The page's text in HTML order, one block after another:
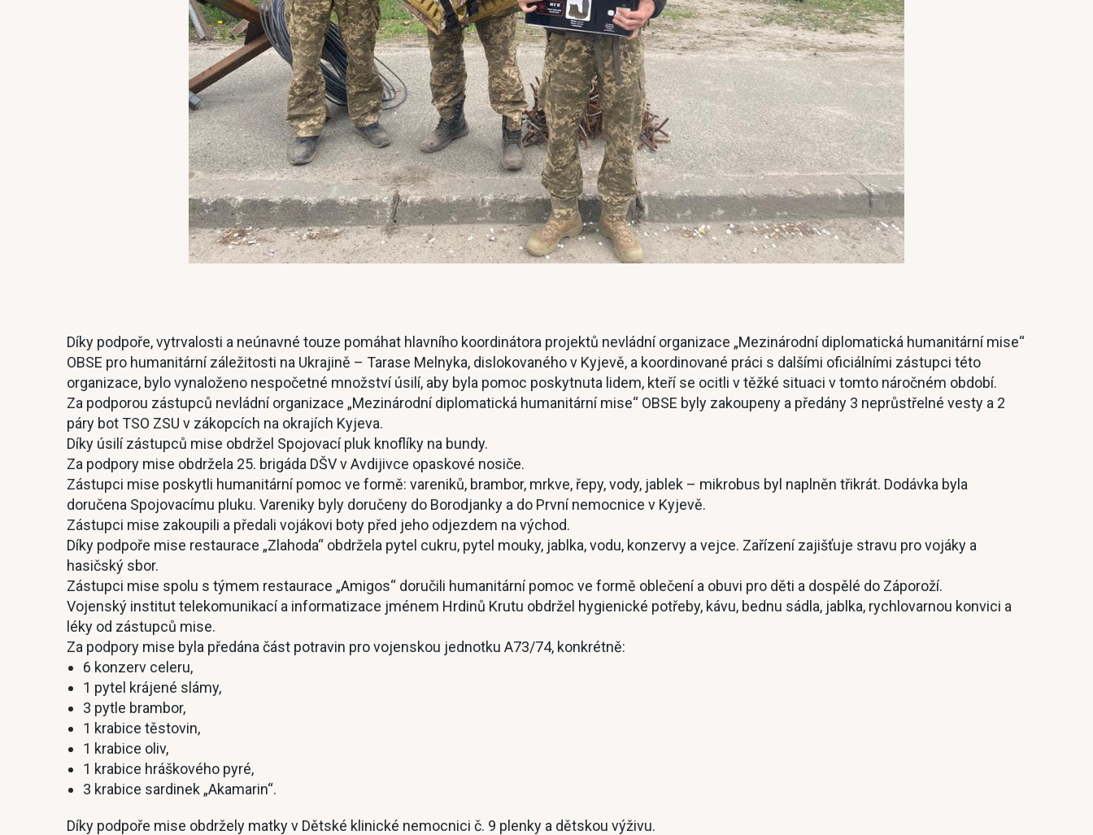
Díky podpoře, vytrvalosti a neúnavné touze pomáhat hlavního koordinátora projektů nevládní organizace „Mezinárodní diplomatická humanitární mise“
OBSE pro humanitární záležitosti na Ukrajině – Tarase Melnyka, dislokovaného v Kyjevě, a koordinované práci s dalšími oficiálními zástupci této
organizace, bylo vynaloženo nespočetné množství úsilí, aby byla pomoc poskytnuta lidem, kteří se ocitli v těžké situaci v tomto náročném období.
Za podporou zástupců nevládní organizace „Mezinárodní diplomatická humanitární mise“ OBSE byly zakoupeny a předány 3 neprůstřelné vesty a 2
páry bot TSO ZSU v zákopcích na okrajích Kyjeva.
Díky úsilí zástupců mise obdržel Spojovací pluk knoflíky na bundy.
Za podpory mise obdržela 25. brigáda DŠV v Avdijivce opaskové nosiče.
Zástupci mise poskytli humanitární pomoc ve formě: vareniků, brambor, mrkve, řepy, vody, jablek – mikrobus byl naplněn třikrát. Dodávka byla
doručena Spojovacímu pluku. Vareniky byly doručeny do Borodjanky a do První nemocnice v Kyjevě.
Zástupci mise zakoupili a předali vojákovi boty před jeho odjezdem na východ.
Díky podpoře mise restaurace „Zlahoda“ obdržela pytel cukru, pytel mouky, jablka, vodu, konzervy a vejce. Zařízení zajišťuje stravu pro vojáky a
hasičský sbor.
Zástupci mise spolu s týmem restaurace „Amigos“ doručili humanitární pomoc ve formě oblečení a obuvi pro děti a dospělé do Záporoží.
Vojenský institut telekomunikací a informatizace jménem Hrdinů Krutu obdržel hygienické potřeby, kávu, bednu sádla, jablka, rychlovarnou konvici a
léky od zástupců mise.
Za podpory mise byla předána část potravin pro vojenskou jednotku A73/74, konkrétně:
6 konzerv celeru,
1 pytel krájené slámy,
3 pytle brambor,
1 krabice těstovin,
1 krabice oliv,
1 krabice hráškového pyré,
3 krabice sardinek „Akamarin“.
Díky podpoře mise obdržely matky v Dětské klinické nemocnici č. 9 plenky a dětskou výživu.